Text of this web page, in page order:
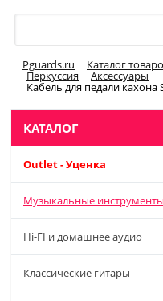
Pguards.ru Каталог
Перкуссия Аксессуары
Кабель для педали кахона
КАТАЛОГ
Outlet - Уценка
Музыкальные инструменты
Hi-FI и домашнее аудио
Классические гитары